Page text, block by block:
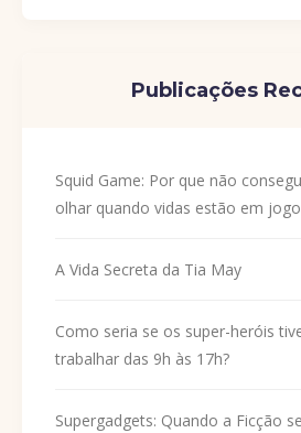
Publicações
Squid Game: Por que não
olhar quando vidas estão em jogo
A Vida Secreta da Tia May
Como seria se os super-heróis
trabalhar das 9h às 17h?
Supergadgets: Quando a Ficção